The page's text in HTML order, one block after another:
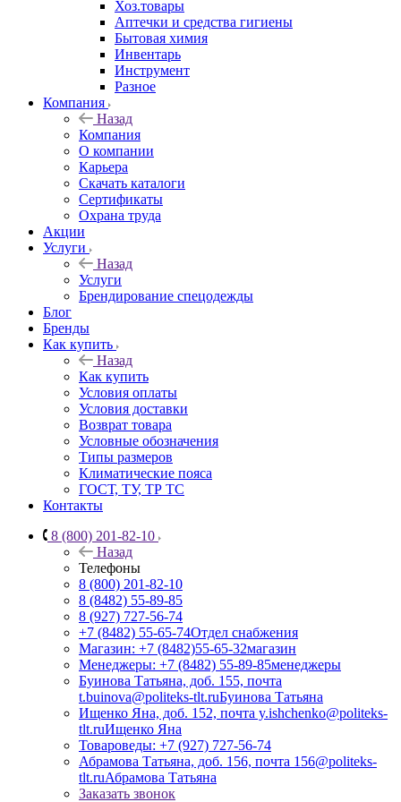
Хоз.товары
Аптечки и средства гигиены
Бытовая химия
Инвентарь
Инструмент
Разное
Компания
Назад
Компания
О компании
Карьера
Cкачать каталоги
Сертификаты
Охрана труда
Акции
Услуги
Назад
Услуги
Брендирование спецодежды
Блог
Бренды
Как купить
Назад
Как купить
Условия оплаты
Условия доставки
Возврат товара
Условные обозначения
Типы размеров
Климатические пояса
ГОСТ, ТУ, ТР ТС
Контакты
8 (800) 201-82-10
Назад
Телефоны
8 (800) 201-82-10
8 (8482) 55-89-85
8 (927) 727-56-74
+7 (8482) 55-65-74Отдел снабжения
Магазин: +7 (8482)55-65-32магазин
Менеджеры: +7 (8482) 55-89-85менеджеры
Буинова Татьяна, доб. 155, почта
t.buinova@politeks-tlt.ruБуинова Татьяна
Ищенко Яна, доб. 152, почта y.ishchenko@politeks-
tlt.ruИщенко Яна
Товароведы: +7 (927) 727-56-74
Абрамова Татьяна, доб. 156, почта 156@politeks-
tlt.ruАбрамова Татьяна
Заказать звонок